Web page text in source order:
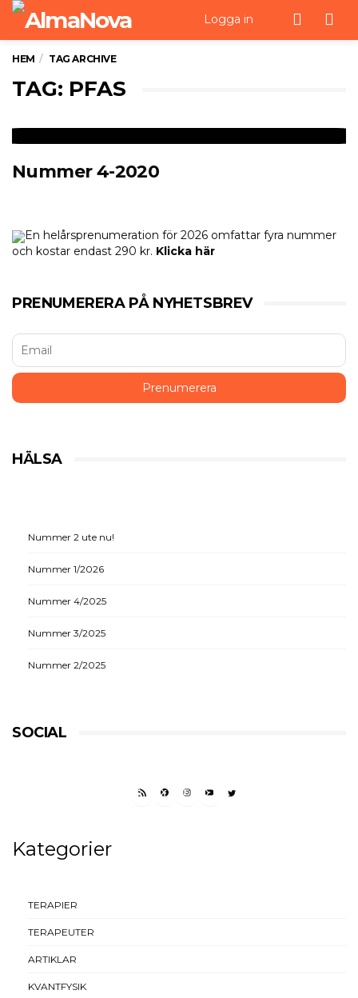
Logga in
HEM TAG ARCHIVE
TAG: PFAS
Nummer 4-2020
En helårsprenumeration för 2026 omfattar fyra nummer
och kostar endast 290 kr. Klicka här
PRENUMERERA PÅ NYHETSBREV
HÄLSA
Nummer 2 ute nu!
Nummer 1/2026
Nummer 4/2025
Nummer 3/2025
Nummer 2/2025
SOCIAL
RSS FEEDFACEBOOK
INSTAGRAM
YOUTUBETWITTER
Kategorier
TERAPIER
TERAPEUTER
ARTIKLAR
KVANTFYSIK